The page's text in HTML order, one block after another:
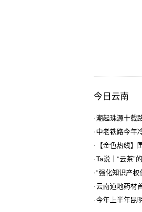
今日云南
·潮起珠源十载
·中老铁路今年
·
【金色热线
·Ta说｜“云茶”
·“强化知识产
·云南道地药材
·今年上半年昆